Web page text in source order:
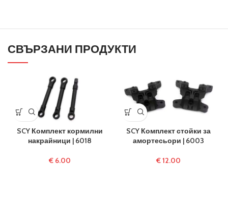
СВЪРЗАНИ ПРОДУКТИ
SCY Комплект кормилни
накрайници | 6018
€6.00
SCY Комплект стойки за
амортесьори | 6003
€12.00